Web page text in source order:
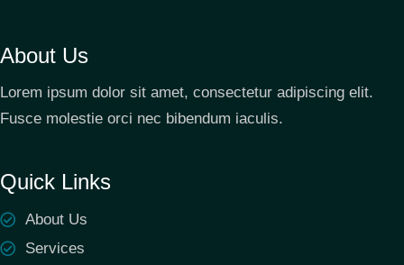
About Us
Lorem ipsum dolor sit amet, consectetur adipiscing elit.
Fusce molestie orci nec bibendum iaculis.
Quick Links
About Us
Services